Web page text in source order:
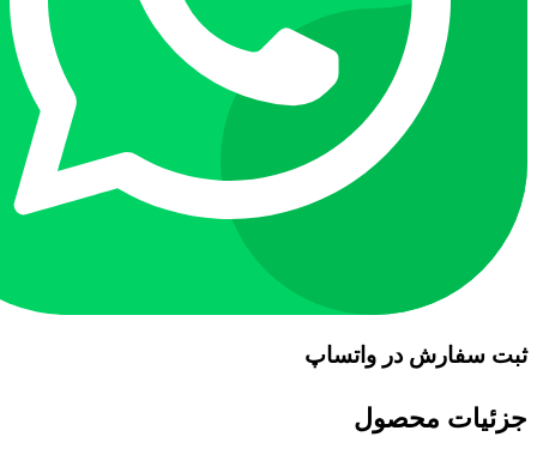
ثبت سفارش در واتساپ
جزئیات محصول